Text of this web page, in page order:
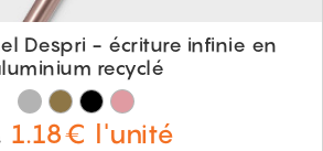
Despri - écriture infinie en
recyclé
1.18€ l'unité